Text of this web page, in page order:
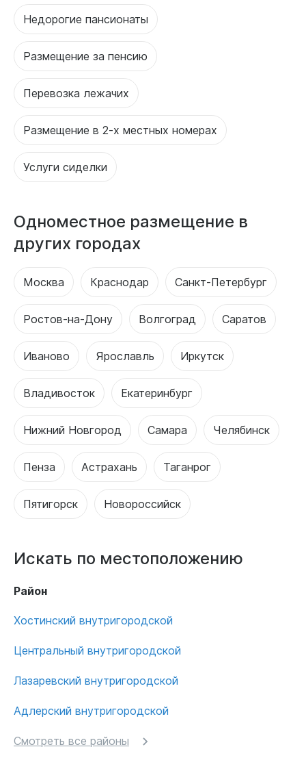
Недорогие пансионаты
Размещение за пенсию
Перевозка лежачих
Размещение в 2-х местных номерах
Услуги сиделки
Одноместное размещение в
других городах
Москва Краснодар Санкт-Петербург
Ростов-на-Дону Волгоград Саратов
Иваново Ярославль Иркутск
Владивосток Екатеринбург
Нижний Новгород Самара Челябинск
Пенза Астрахань Таганрог
Пятигорск Новороссийск
Искать по местоположению
Район
Хостинский внутригородской
Центральный внутригородской
Лазаревский внутригородской
Адлерский внутригородской
Смотреть все районы